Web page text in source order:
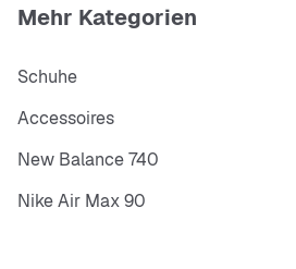
Mehr Kategorien
Schuhe
Accessoires
New Balance 740
Nike Air Max 90